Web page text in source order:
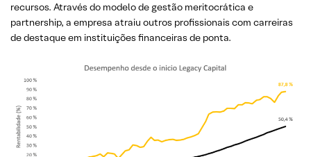
recursos. Através do modelo de gestão meritocrática e
partnership, a empresa atraiu outros profissionais com carreiras
de destaque em instituições financeiras de ponta.